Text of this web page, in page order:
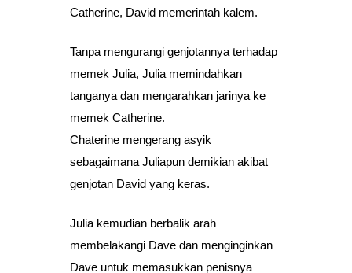
Catherine, David memerintah kalem.
Tanpa mengurangi genjotannya terhadap
memek Julia, Julia memindahkan
tanganya dan mengarahkan jarinya ke
memek Catherine.
Chaterine mengerang asyik
sebagaimana Juliapun demikian akibat
genjotan David yang keras.
Julia kemudian berbalik arah
membelakangi Dave dan menginginkan
Dave untuk memasukkan penisnya